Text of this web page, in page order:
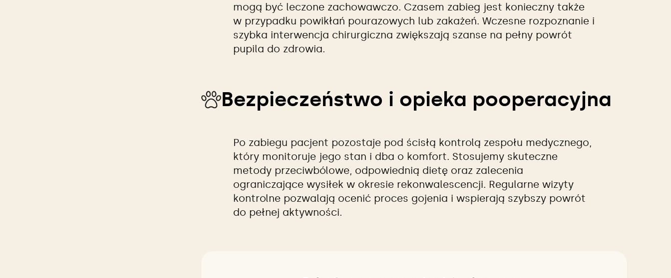
mogą być leczone zachowawczo. Czasem zabieg jest konieczny także
w przypadku powikłań pourazowych lub zakażeń. Wczesne rozpoznanie i
szybka interwencja chirurgiczna zwiększają szanse na pełny powrót
pupila do zdrowia.
Bezpieczeństwo i opieka pooperacyjna
Po zabiegu pacjent pozostaje pod ścisłą kontrolą zespołu medycznego,
który monitoruje jego stan i dba o komfort. Stosujemy skuteczne
metody przeciwbólowe, odpowiednią dietę oraz zalecenia
ograniczające wysiłek w okresie rekonwalescencji. Regularne wizyty
kontrolne pozwalają ocenić proces gojenia i wspierają szybszy powrót
do pełnej aktywności.